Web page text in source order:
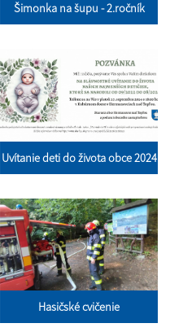
Šimonka na šupu - 2.ročník
Uvítanie deti do života obce 2024
Hasičské cvičenie